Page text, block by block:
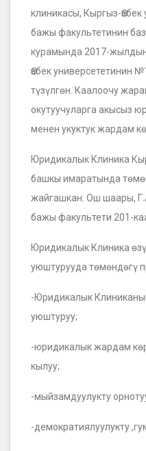
клиникасы, Кыргыз-
бажы факультетинин
курамында 2017-
Өзбек универсететинин
түзүлгөн. Каалоочу
окутуучуларга акысыз
менен укуктук жардам
Юридикалык Клиника
башкы имаратында
жайгашкан: Ош шаары,
бажы факультети 201-
Юридикалык Клиника
уюштурууда төмөндөгү
-Юридикалык
уюштуруу;
-юридикалык жардам
кылуу;
-мыйзамдуулукту
-демократиялуулукту